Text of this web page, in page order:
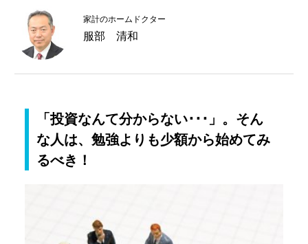
家計のホームドクター
服部 清和
「投資なんて分からない･･･」。そん
な人は、勉強よりも少額から始めてみ
るべき！